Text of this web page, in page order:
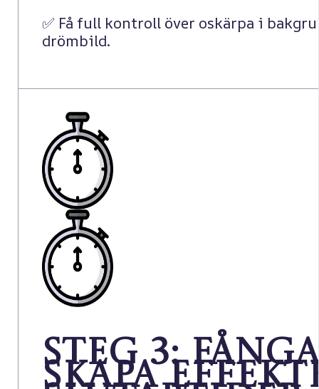
✅ Få full kontroll över oskärpa i
drömbild.
Steg 3:
skapa